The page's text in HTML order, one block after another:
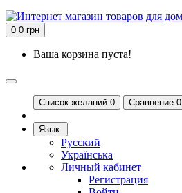
0 0 грн
Ваша корзина пуста!
Список желаний 0 Сравнение 0
Язык
Русский
Українська
Личный кабинет
Регистрация